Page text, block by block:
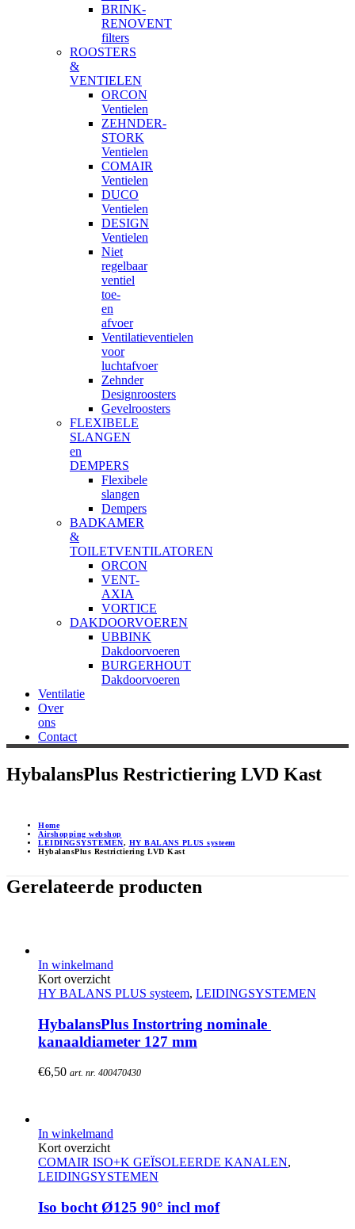
BRINK-
RENOVENT
filters
ROOSTERS
&
VENTIELEN
ORCON
Ventielen
ZEHNDER-
STORK
Ventielen
COMAIR
Ventielen
DUCO
Ventielen
DESIGN
Ventielen
Niet
regelbaar
ventiel
toe-
en
afvoer
Ventilatieventielen
voor
luchtafvoer
Zehnder
Designroosters
Gevelroosters
FLEXIBELE
SLANGEN
en
DEMPERS
Flexibele
slangen
Dempers
BADKAMER
&
TOILETVENTILATOREN
ORCON
VENT-
AXIA
VORTICE
DAKDOORVOEREN
UBBINK
Dakdoorvoeren
BURGERHOUT
Dakdoorvoeren
Ventilatie
Over
ons
Contact
HybalansPlus Restrictiering LVD Kast
Home
Airshopping webshop
LEIDINGSYSTEMEN, HY BALANS PLUS systeem
HybalansPlus Restrictiering LVD Kast
Gerelateerde producten
In winkelmand
Kort overzicht
HY BALANS PLUS systeem, LEIDINGSYSTEMEN
HybalansPlus Instortring nominale
kanaaldiameter 127 mm
€6,50 art. nr. 400470430
In winkelmand
Kort overzicht
COMAIR ISO+K GEÏSOLEERDE KANALEN,
LEIDINGSYSTEMEN
Iso bocht Ø125 90° incl mof